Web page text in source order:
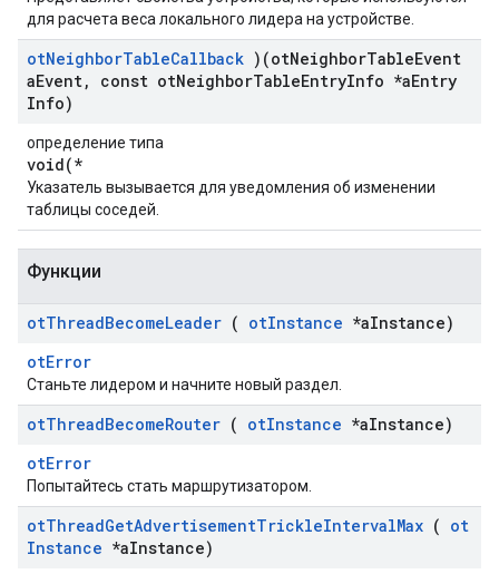
для расчета веса локального лидера на устройстве.
otNeighborTableCallback )(otNeighborTableEvent
aEvent, const otNeighborTableEntryInfo *aEntry
Info)
определение типа
void(*
Указатель вызывается для уведомления об изменении
таблицы соседей.
Функции
otThreadBecomeLeader ( otInstance *aInstance)
otError
Станьте лидером и начните новый раздел.
otThreadBecomeRouter ( otInstance *aInstance)
otError
Попытайтесь стать маршрутизатором.
otThreadGetAdvertisementTrickleIntervalMax ( ot
Instance *aInstance)